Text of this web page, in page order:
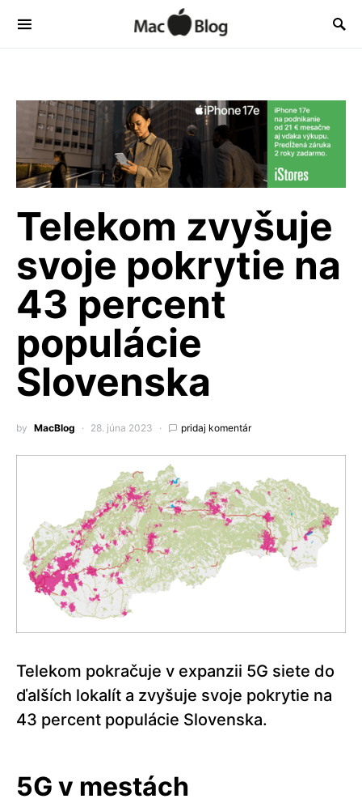
Telekom zvyšuje
svoje pokrytie na
43 percent
populácie
Slovenska
by MacBlog 28. júna 2023 pridaj komentár
Telekom pokračuje v expanzii 5G siete do
ďalších lokalít a zvyšuje svoje pokrytie na
43 percent populácie Slovenska.
5G v mestách